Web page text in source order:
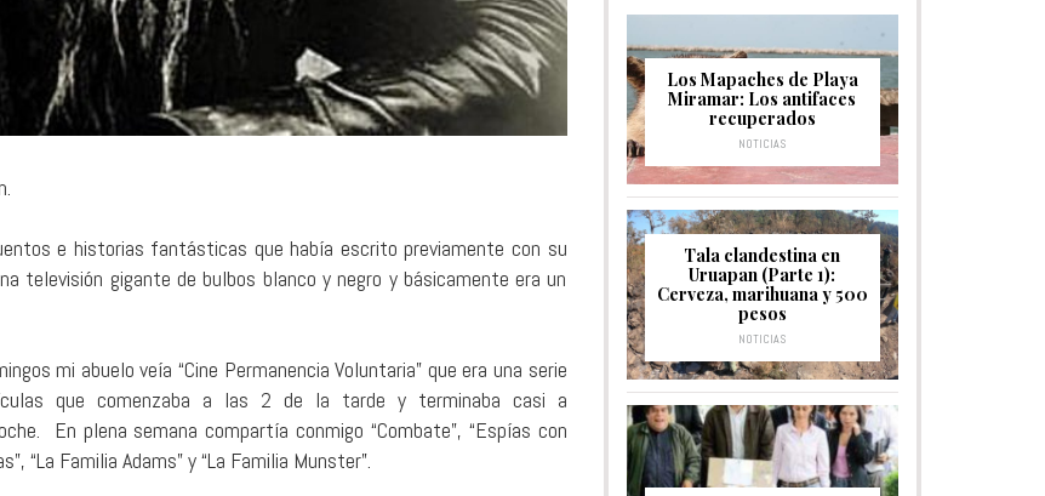
e historias fantásticas que había escrito previamente con su
televisión gigante de bulbos blanco y negro y básicamente era un
mi abuelo veía “Cine Permanencia Voluntaria” que era una serie
que comenzaba a las 2 de la tarde y terminaba casi a
En plena semana compartía conmigo “Combate”, “Espías con
“La Familia Adams” y “La Familia Munster”.
Los Mapaches de Playa
Miramar: Los antifaces
recuperados
NOTICIAS
Tala clandestina en
Uruapan (Parte 1):
Cerveza, marihuana y 500
pesos
NOTICIAS